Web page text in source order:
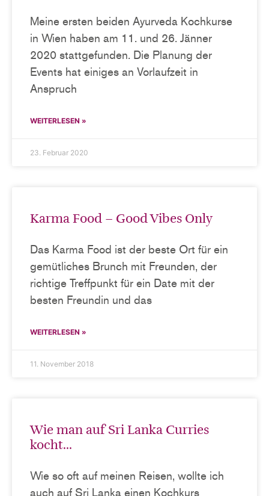
Meine ersten beiden Ayurveda Kochkurse
in Wien haben am 11. und 26. Jänner
2020 stattgefunden. Die Planung der
Events hat einiges an Vorlaufzeit in
Anspruch
WEITERLESEN »
23. Februar 2020
Karma Food – Good Vibes Only
Das Karma Food ist der beste Ort für ein
gemütliches Brunch mit Freunden, der
richtige Treffpunkt für ein Date mit der
besten Freundin und das
WEITERLESEN »
11. November 2018
Wie man auf Sri Lanka Curries
kocht…
Wie so oft auf meinen Reisen, wollte ich
auch auf Sri Lanka einen Kochkurs